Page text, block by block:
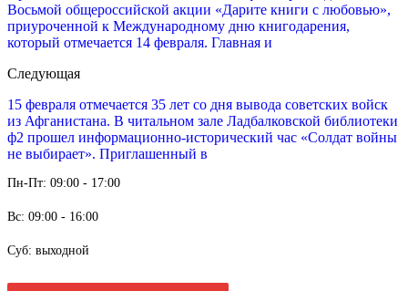
Восьмой общероссийской акции «Дарите книги с любовью»,
приуроченной к Международному дню книгодарения,
который отмечается 14 февраля. Главная и
Следующая
15 февраля отмечается 35 лет со дня вывода советских войск
из Афганистана. В читальном зале Ладбалковской библиотеки
ф2 прошел информационно-исторический час «Солдат войны
не выбирает». Приглашенный в
Пн-Пт: 09:00 - 17:00
Вс: 09:00 - 16:00
Суб: выходной